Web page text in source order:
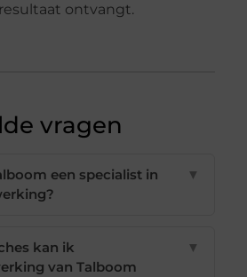
ontvangt.
vragen
een specialist in
▼
kan ik
van Talboom
▼